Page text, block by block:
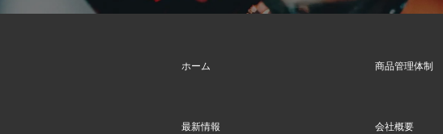
ホーム 商品管理体制
最新情報 会社概要